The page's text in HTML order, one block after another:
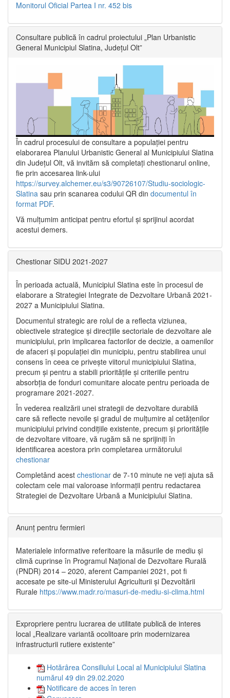
Monitorul Oficial Partea I nr. 452 bis
Consultare publică în cadrul proiectului „Plan Urbanistic
General Municipiul Slatina, Județul Olt”
În cadrul procesului de consultare a populaţiei pentru
elaborarea Planului Urbanistic General al Municipiului Slatina
din Județul Olt, vă invităm să completați chestionarul online,
fie prin accesarea link-ului
https://survey.alchemer.eu/s3/90726107/Studiu-sociologic-
Slatina sau prin scanarea codului QR din documentul în
format PDF.
Vă mulţumim anticipat pentru efortul şi sprijinul acordat
acestui demers.
Chestionar SIDU 2021-2027
În perioada actuală, Municipiul Slatina este în procesul de
elaborare a Strategiei Integrate de Dezvoltare Urbană 2021‐
2027 a Municipiului Slatina.
Documentul strategic are rolul de a reflecta viziunea,
obiectivele strategice și direcțiile sectoriale de dezvoltare ale
municipiului, prin implicarea factorilor de decizie, a oamenilor
de afaceri și populației din municipiu, pentru stabilirea unui
consens în ceea ce privește viitorul municipiului Slatina,
precum și pentru a stabili prioritățile și criteriile pentru
absorbția de fonduri comunitare alocate pentru perioada de
programare 2021-2027.
În vederea realizării unei strategii de dezvoltare durabilă
care să reflecte nevoile și gradul de mulțumire al cetățenilor
municipiului privind condițiile existente, precum și prioritățile
de dezvoltare viitoare, vă rugăm să ne sprijiniți în
identificarea acestora prin completarea următorului
chestionar
Completând acest chestionar de 7-10 minute ne veți ajuta să
colectam cele mai valoroase informații pentru redactarea
Strategiei de Dezvoltare Urbană a Municipiului Slatina.
Anunț pentru fermieri
Materialele informative referitoare la măsurile de mediu și
climă cuprinse în Programul Național de Dezvoltare Rurală
(PNDR) 2014 – 2020, aferent Campaniei 2021, pot fi
accesate pe site-ul Ministerului Agriculturii și Dezvoltării
Rurale https://www.madr.ro/masuri-de-mediu-si-clima.html
Expropriere pentru lucrarea de utilitate publică de interes
local „Realizare variantă ocolitoare prin modernizarea
infrastructurii rutiere existente”
Hotărârea Consiliului Local al Municipiului Slatina
numărul 49 din 29.02.2020
Notificare de acces în teren